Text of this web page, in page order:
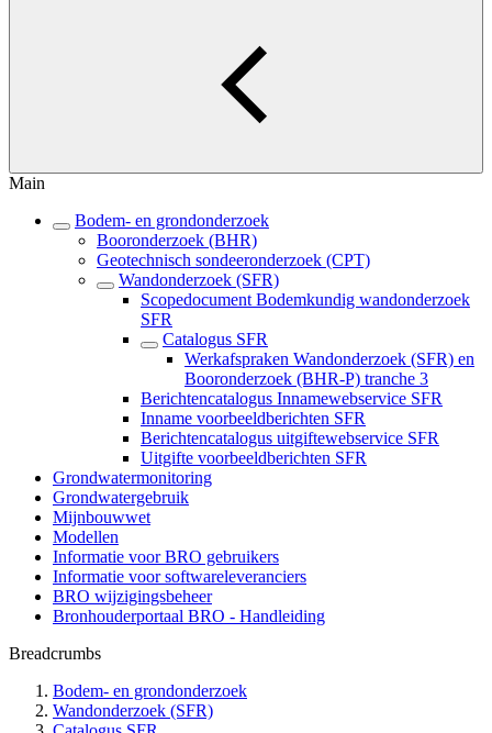
Main
Bodem- en grondonderzoek
Booronderzoek (BHR)
Geotechnisch sondeeronderzoek (CPT)
Wandonderzoek (SFR)
Scopedocument Bodemkundig wandonderzoek
SFR
Catalogus SFR
Werkafspraken Wandonderzoek (SFR) en
Booronderzoek (BHR-P) tranche 3
Berichtencatalogus Innamewebservice SFR
Inname voorbeeldberichten SFR
Berichtencatalogus uitgiftewebservice SFR
Uitgifte voorbeeldberichten SFR
Grondwatermonitoring
Grondwatergebruik
Mijnbouwwet
Modellen
Informatie voor BRO gebruikers
Informatie voor softwareleveranciers
BRO wijzigingsbeheer
Bronhouderportaal BRO - Handleiding
Breadcrumbs
Bodem- en grondonderzoek
Wandonderzoek (SFR)